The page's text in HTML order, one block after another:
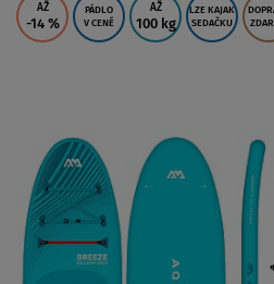
AŽ
-14 %
PÁDLO
V CENĚ
AŽ
100 kg
LZE KAJAK
SEDAČKU